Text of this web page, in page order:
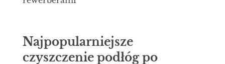
Najpopularniejsze
czyszczenie podłóg po